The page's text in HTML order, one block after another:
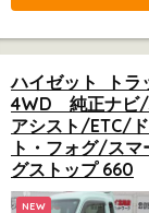
ハイゼット トラ
4WD 純正ナビ/
アシスト/ETC/
ト・フォグ/ス
グストップ 660
NEW